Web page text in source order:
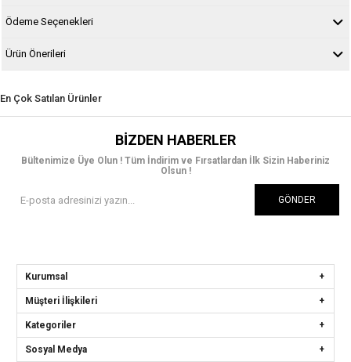
Ödeme Seçenekleri
Ürün Önerileri
En Çok Satılan Ürünler
BIZDEN HABERLER
Bültenimize Üye Olun ! Tüm İndirim ve Fırsatlardan İlk Sizin Haberiniz
Olsun !
GÖNDER
Kurumsal
Müşteri İlişkileri
Kategoriler
Sosyal Medya